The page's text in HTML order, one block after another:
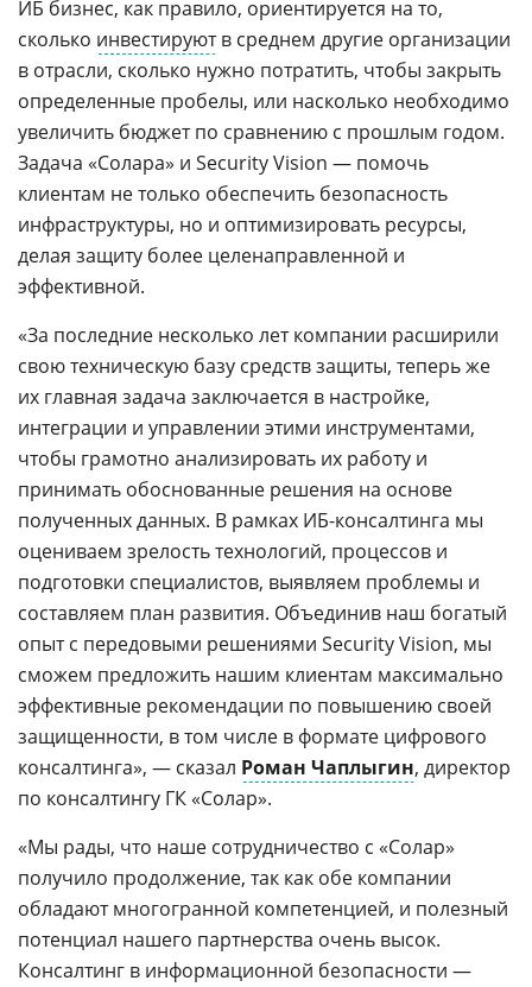
ИБ бизнес, как правило, ориентируется на то,
сколько инвестируютв среднем другие организации
в отрасли, сколько нужно потратить, чтобы закрыть
определенные пробелы, или насколько необходимо
увеличить бюджет по сравнению с прошлым годом.
Задача «Солара» и Security Vision — помочь
клиентам не только обеспечить безопасность
инфраструктуры, но и оптимизировать ресурсы,
делая защиту более целенаправленной и
эффективной.
«За последние несколько лет компании расширили
свою техническую базу средств защиты, теперь же
их главная задача заключается в настройке,
интеграции и управлении этими инструментами,
чтобы грамотно анализировать их работу и
принимать обоснованные решения на основе
полученных данных. В рамках ИБ-консалтинга мы
оцениваем зрелость технологий, процессов и
подготовки специалистов, выявляем проблемы и
составляем план развития. Объединив наш богатый
опыт с передовыми решениями Security Vision, мы
сможем предложить нашим клиентам максимально
эффективные рекомендации по повышению своей
защищенности, в том числе в формате цифрового
консалтинга», — сказал Роман Чаплыгин, директор
по консалтингу ГК «Солар».
«Мы рады, что наше сотрудничество с «Солар»
получило продолжение, так как обе компании
обладают многогранной компетенцией, и полезный
потенциал нашего партнерства очень высок.
Консалтинг в информационной безопасности —